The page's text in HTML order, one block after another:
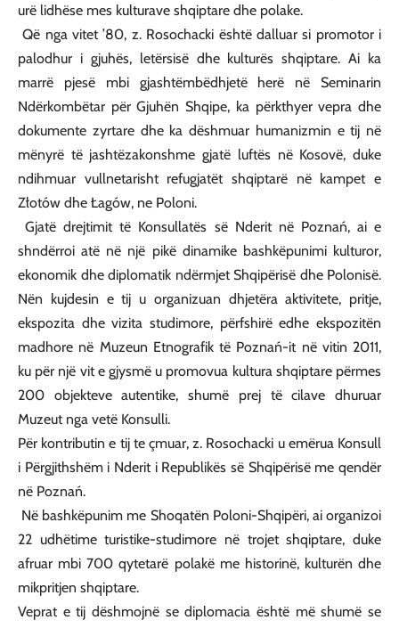
urë lidhëse mes kulturave shqiptare dhe polake.
Që nga vitet ’80, z. Rosochacki është dalluar si promotor i
palodhur i gjuhës, letërsisë dhe kulturës shqiptare. Ai ka
marrë pjesë mbi gjashtëmbëdhjetë herë në Seminarin
Ndërkombëtar për Gjuhën Shqipe, ka përkthyer vepra dhe
dokumente zyrtare dhe ka dëshmuar humanizmin e tij në
mënyrë të jashtëzakonshme gjatë luftës në Kosovë, duke
ndihmuar vullnetarisht refugjatët shqiptarë në kampet e
Złotów dhe Łagów, ne Poloni.
Gjatë drejtimit të Konsullatës së Nderit në Poznań, ai e
shndërroi atë në një pikë dinamike bashkëpunimi kulturor,
ekonomik dhe diplomatik ndërmjet Shqipërisë dhe Polonisë.
Nën kujdesin e tij u organizuan dhjetëra aktivitete, pritje,
ekspozita dhe vizita studimore, përfshirë edhe ekspozitën
madhore në Muzeun Etnografik të Poznań-it në vitin 2011,
ku për një vit e gjysmë u promovua kultura shqiptare përmes
200 objekteve autentike, shumë prej të cilave dhuruar
Muzeut nga vetë Konsulli.
Për kontributin e tij te çmuar, z. Rosochacki u emërua Konsull
i Përgjithshëm i Nderit i Republikës së Shqipërisë me qendër
në Poznań.
Në bashkëpunim me Shoqatën Poloni-Shqipëri, ai organizoi
22 udhëtime turistike-studimore në trojet shqiptare, duke
afruar mbi 700 qytetarë polakë me historinë, kulturën dhe
mikpritjen shqiptare.
Veprat e tij dëshmojnë se diplomacia është më shumë se